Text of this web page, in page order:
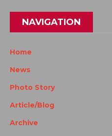
NAVIGATION
Home
News
Photo Story
Article/Blog
Archive